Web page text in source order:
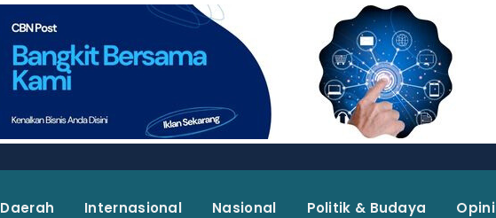
Daerah Internasional Nasional Politik & Budaya Opini